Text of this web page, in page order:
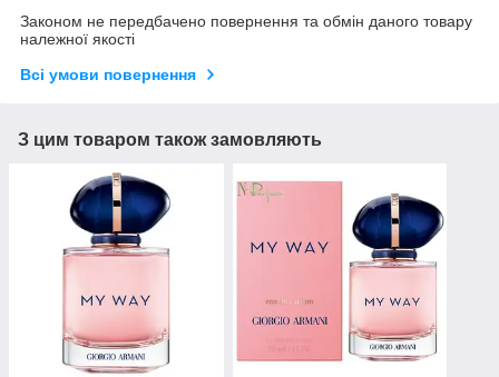
Законом не передбачено повернення та обмін даного товару
належної якості
Всі умови повернення
З цим товаром також замовляють